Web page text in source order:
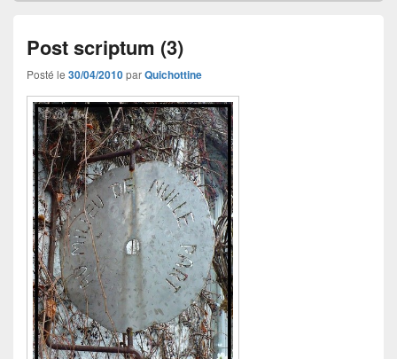
Post scriptum (3)
Posté le 30/04/2010parQuichottine